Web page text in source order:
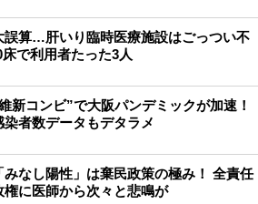
誤算…肝いり臨時医療施設はごっつい不
床で利用者たった3人
新コンビ”で大阪パンデミックが加速！
染者数データもデタラメ
みなし陽性」は棄民政策の極み！ 全責任
権に医師から次々と悲鳴が